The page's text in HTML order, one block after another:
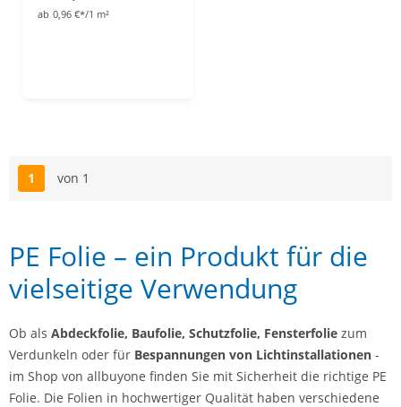
ab 0,96 €*/1 m²
Seite
1 von 1
PE Folie – ein Produkt für die
vielseitige Verwendung
Ob als Abdeckfolie, Baufolie, Schutzfolie, Fensterfolie zum
Verdunkeln oder für Bespannungen von Lichtinstallationen -
im Shop von allbuyone finden Sie mit Sicherheit die richtige PE
Folie. Die Folien in hochwertiger Qualität haben verschiedene